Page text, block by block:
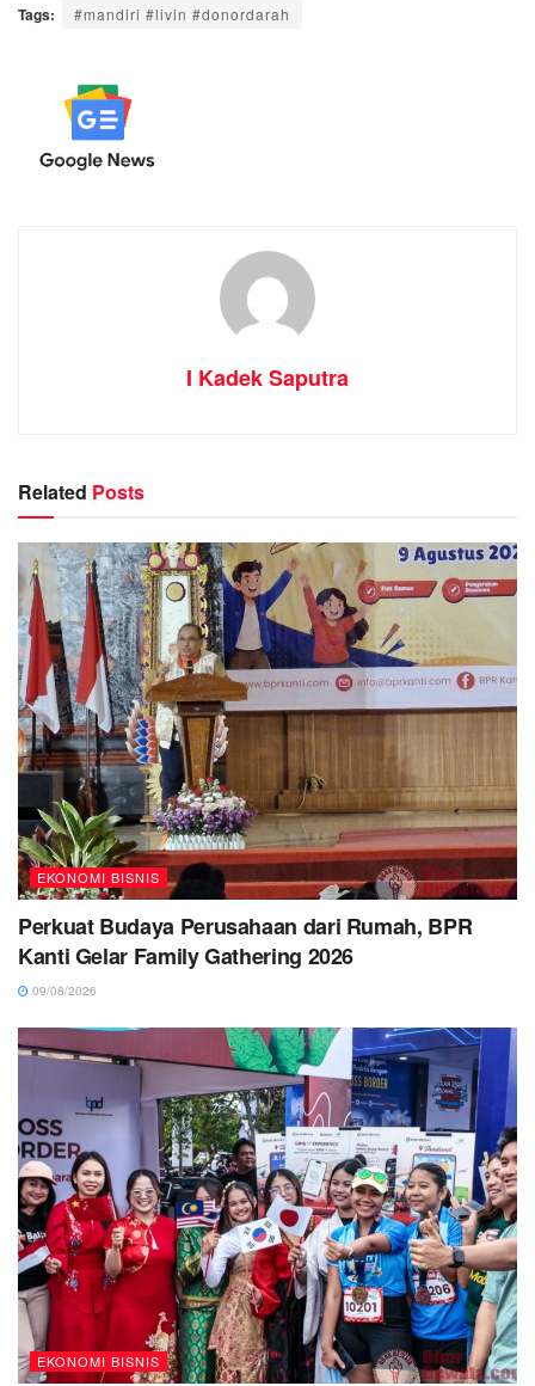
Tags: #mandiri #livin #donordarah
I Kadek Saputra
Related Posts
EKONOMI BISNIS
Perkuat Budaya Perusahaan dari Rumah, BPR
Kanti Gelar Family Gathering 2026
09/08/2026
EKONOMI BISNIS